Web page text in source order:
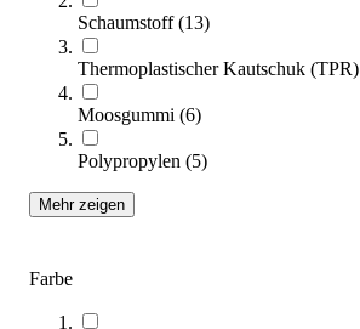
Schaumstoff(13)
Thermoplastischer Kautschuk (TPR)
Moosgummi (6)
Polypropylen (5)
Mehr zeigen
Farbetanga sports® Rollbretter, 4er-Set